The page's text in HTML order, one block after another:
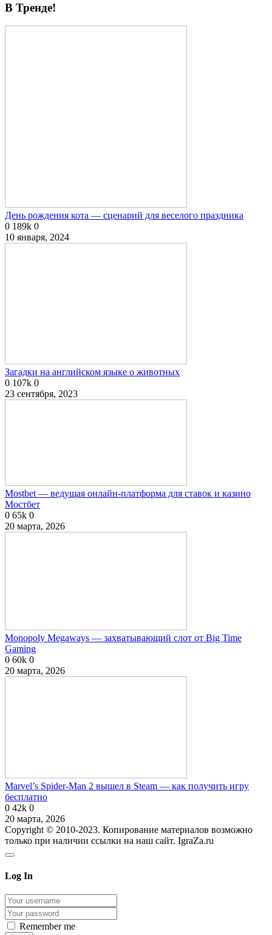
В Тренде!
День рождения кота — сценарий для веселого праздника
0 189k 0
10 января, 2024
Загадки на английском языке о животных
0 107k 0
23 сентября, 2023
Mostbet — ведущая онлайн-платформа для ставок и казино
Мостбет
0 65k 0
20 марта, 2026
Monopoly Megaways — захватывающий слот от Big Time
Gaming
0 60k 0
20 марта, 2026
Marvel’s Spider-Man 2 вышел в Steam — как получить игру
бесплатно
0 42k 0
20 марта, 2026
Copyright © 2010-2023. Копирование материалов возможно
только при наличии ссылки на наш сайт. IgraZa.ru
Log In
Remember me